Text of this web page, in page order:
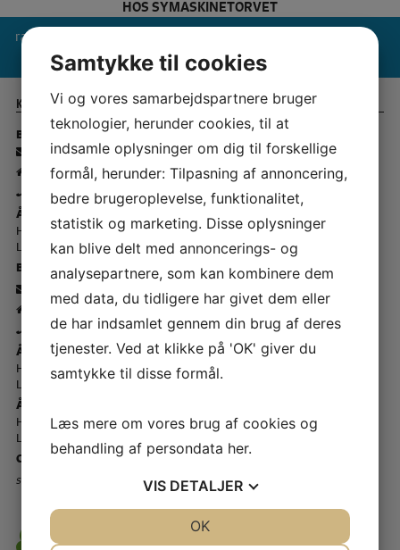
HOS SYMASKINETORVET
Baby Lock Brand slider
Kontakt Symaskine Torvet
Butik Rødovre:
info@symaskinecenter.dk
- Islevdalvej 142 - 2610 Rødovre
43 44 45 15
Åbningstider Rødovre 🏠
Hverdage - kl. 10.00 - 17.30
Lørdage - kl. 10.00 - 14.00
Butik Slagelse
info@symaskinetorvet.dk
- Korsørvej 23 - 4200 Slagelse
58 52 29 22
Åbningstider Slagelse 🏠
Hverdage kl. 10.00 - 17.30
Lørdage - kl. 10.00 - 14.00
Åbningstider - Telefon ☎️
Hverdage - kl. 12.00 - 17.00
Lørdage - Lukket
CVR-nr – 61 41 59 12
Storkøbenhavns Symaskinecenter I/S - Symaskine Torvet
Samtykke til cookies
Vi og vores samarbejdspartnere bruger
teknologier, herunder cookies, til at
indsamle oplysninger om dig til forskellige
formål, herunder: Tilpasning af annoncering,
bedre brugeroplevelse, funktionalitet,
statistik og marketing. Disse oplysninger
kan blive delt med annoncerings- og
analysepartnere, som kan kombinere dem
med data, du tidligere har givet dem eller
de har indsamlet gennem din brug af deres
tjenester. Ved at klikke på 'OK' giver du
samtykke til disse formål.
Læs mere om vores brug af cookies og
behandling af persondata her.
VIS DETALJER
OK